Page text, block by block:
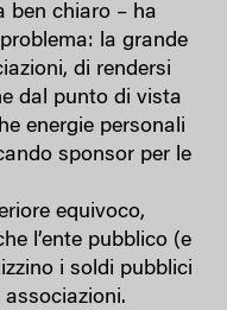
ben chiaro – ha
la grande
di rendersi
dal punto di vista
energie personali
sponsor per le
equivoco,
l’ente pubblico (e
i soldi pubblici
associazioni.